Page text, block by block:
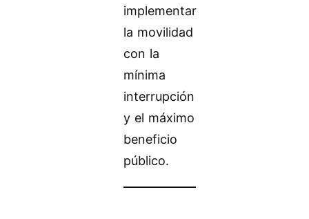
implementar
la movilidad
con la
mínima
interrupción
y el máximo
beneficio
público.